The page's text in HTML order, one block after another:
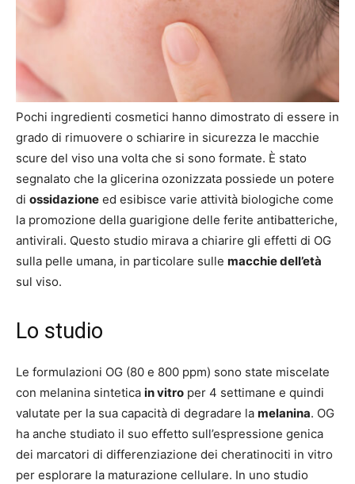
Pochi ingredienti cosmetici hanno dimostrato di essere in
grado di rimuovere o schiarire in sicurezza le macchie
scure del viso una volta che si sono formate. È stato
segnalato che la glicerina ozonizzata possiede un potere
di ossidazione ed esibisce varie attività biologiche come
la promozione della guarigione delle ferite antibatteriche,
antivirali. Questo studio mirava a chiarire gli effetti di OG
sulla pelle umana, in particolare sulle macchie dell’età
sul viso.
Lo studio
Le formulazioni OG (80 e 800 ppm) sono state miscelate
con melanina sintetica in vitro per 4 settimane e quindi
valutate per la sua capacità di degradare la melanina. OG
ha anche studiato il suo effetto sull’espressione genica
dei marcatori di differenziazione dei cheratinociti in vitro
per esplorare la maturazione cellulare. In uno studio